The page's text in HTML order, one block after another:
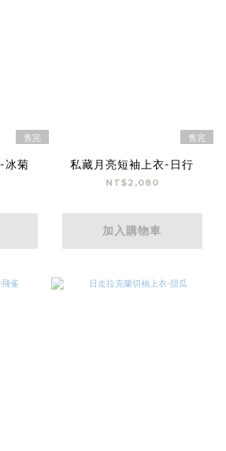
售完
冰菊
售完
私藏月亮短袖上衣-日行
NT$2,080
加入購物車